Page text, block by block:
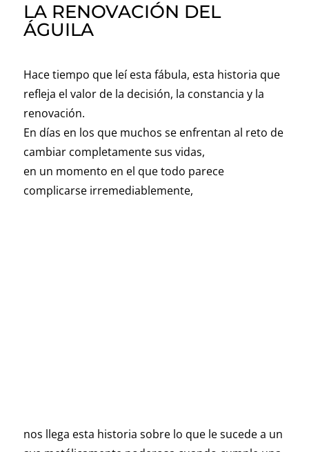
LA RENOVACIÓN DEL
ÁGUILA
Hace tiempo que leí esta fábula, esta historia que
refleja el valor de la decisión, la constancia y la
renovación.
En días en los que muchos se enfrentan al reto de
cambiar completamente sus vidas,
en un momento en el que todo parece
complicarse irremediablemente,
nos llega esta historia sobre lo que le sucede a un